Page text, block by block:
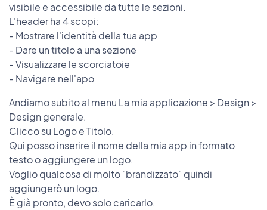
visibile e accessibile da tutte le sezioni.
L'header ha 4 scopi:
- Mostrare l'identità della tua app
- Dare un titolo a una sezione
- Visualizzare le scorciatoie
- Navigare nell'apo
Andiamo subito al menu La mia applicazione > Design >
Design generale.
Clicco su Logo e Titolo.
Qui posso inserire il nome della mia app in formato
testo o aggiungere un logo.
Voglio qualcosa di molto "brandizzato" quindi
aggiungerò un logo.
È già pronto, devo solo caricarlo.